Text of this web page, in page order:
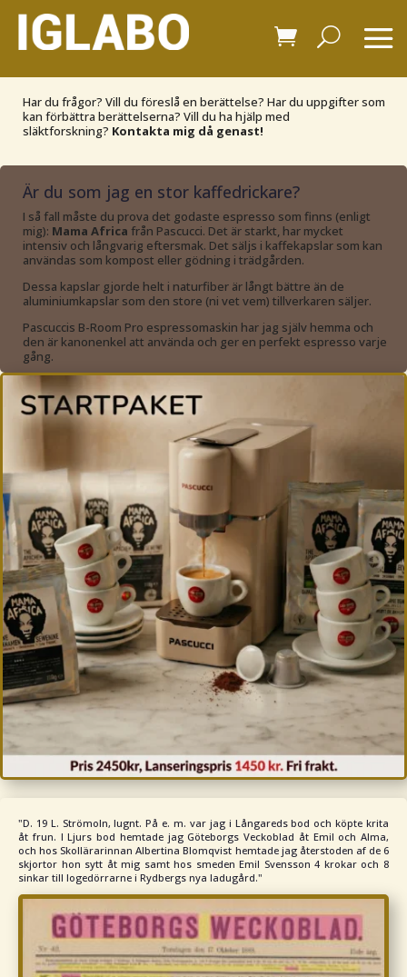
Har du frågor? Vill du föreslå en berättelse? Har du uppgifter som
kan förbättra berättelserna? Vill du ha hjälp med
släktforskning? Kontakta mig då genast!
Är du som jag en stor kaffedrickare?
I så fall måste du prova det godaste espresso som finns (enligt
mig): Mama Africa från Pascucci. Det är starkt, har mycket
intensiv och långvarig eftersmak. Det säljs i kaffekapslar som kan
användas som kompost eller gödning i trädgården.
Dessa kapslar gjorde helt i naturfiber är långt bättre än de
aluminiumkapslar som den store (ni vet vem) tillverkaren säljer.
Pascuccis B-Room Pro espressomaskin har jag själv hemma och
den är kanonenkel att använda och ger en perfekt espresso varje
gång.
"D. 19 L. Strömoln, lugnt. På e. m. var jag i Långareds bod och köpte krita
åt frun. I Ljurs bod hemtade jag Göteborgs Veckoblad åt Emil och Alma,
och hos Skollärarinnan Albertina Blomqvist hemtade jag återstoden af de 6
skjortor hon sytt åt mig samt hos smeden Emil Svensson 4 krokar och 8
sinkar till logedörrarne i Rydbergs nya ladugård."